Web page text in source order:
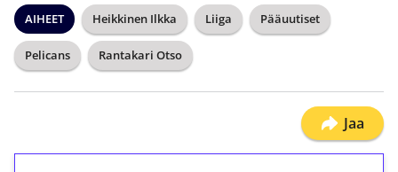
AIHEET Heikkinen Ilkka Liiga Pääuutiset
Pelicans Rantakari Otso
Jaa